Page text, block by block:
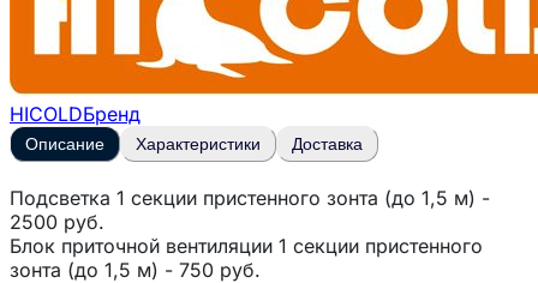
HICOLDБренд
Описание Характеристики Доставка
Подсветка 1 секции пристенного зонта (до 1,5 м) -
2500 руб.
Блок приточной вентиляции 1 секции пристенного
зонта (до 1,5 м) - 750 руб.